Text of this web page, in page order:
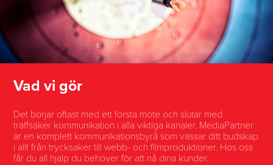
Vad vi gör
Det börjar oftast med ett första möte och slutar med
träffsäker kommunikation i alla viktiga kanaler. MediaPartner
är en komplett kommunikationsbyrå som vässar ditt budskap
i allt från trycksaker till webb- och filmproduktioner. Hos oss
får du all hjälp du behöver för att nå dina kunder.